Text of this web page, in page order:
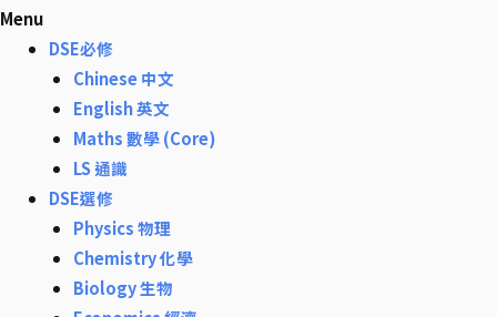
Menu
DSE必修
Chinese 中文
English 英文
Maths 數學 (Core)
LS 通識
DSE選修
Physics 物理
Chemistry 化學
Biology 生物